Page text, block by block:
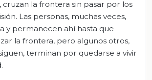
cruzan la frontera sin pasar por los
Las personas, muchas veces,
y permanecen ahí hasta que
la frontera, pero algunos otros,
terminan por quedarse a vivir